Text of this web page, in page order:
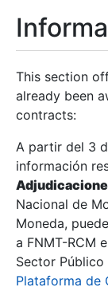
Show/Hide
Show/Hide
This section
already been
contracts:
A partir del 3
información
Nacional de
Moneda,
a FNMT-RCM
Sector
Plataforma de